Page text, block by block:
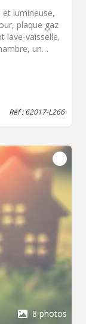
lumineuse,
plaque gaz
lave-vaisselle,
un
à
clos +
ordures
références
Réf : 62017-L266
8 photos